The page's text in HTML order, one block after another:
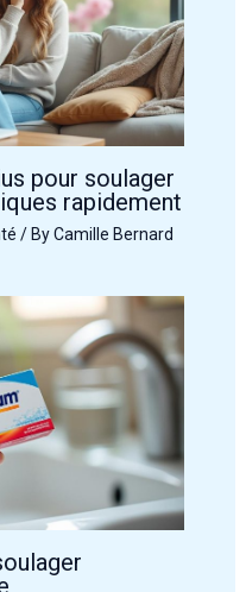
pour soulager
rapidement
/ ByCamille Bernard